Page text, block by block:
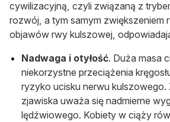
cywilizacyjną, czyli związaną z
rozwój, a tym samym zwiększeniem
objawów rwy kulszowej,
Nadwaga i otyłość. Duża masa
niekorzystne przeciążenia
ryzyko ucisku nerwu
zjawiska uważa się nadmierne
lędźwiowego. Kobiety w ciąży